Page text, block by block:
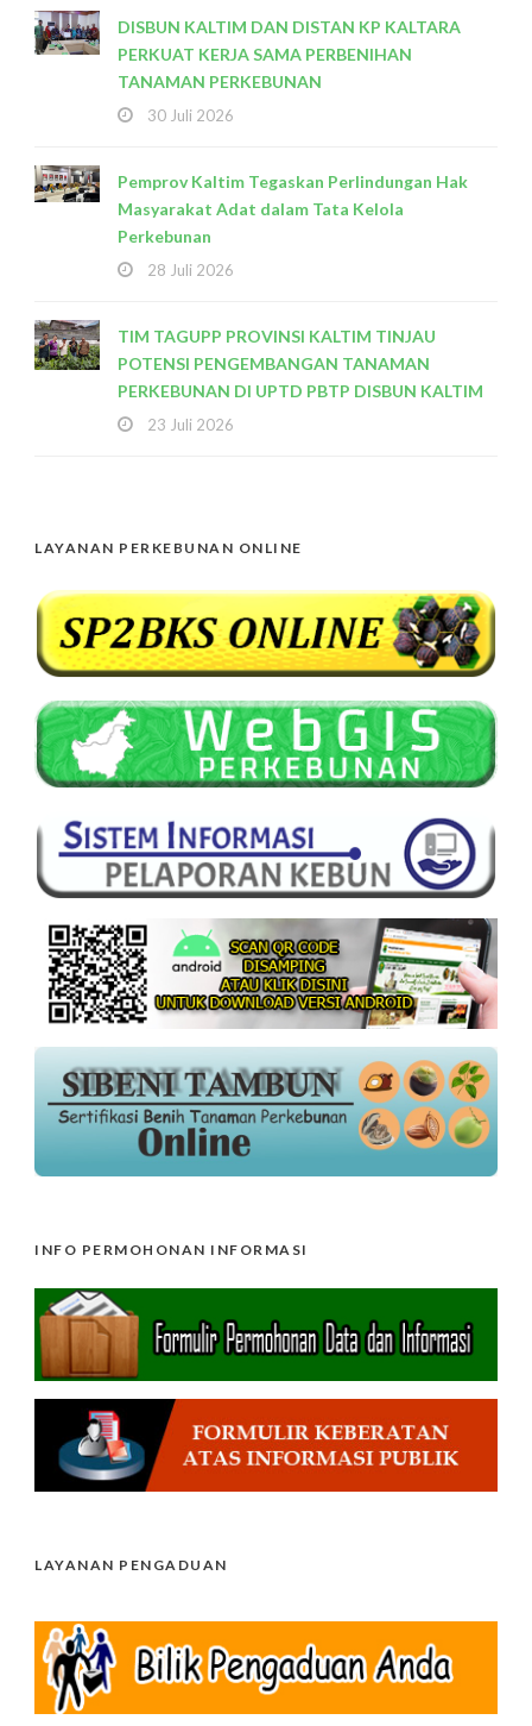
DISBUN KALTIM DAN DISTAN KP KALTARA
PERKUAT KERJA SAMA PERBENIHAN
TANAMAN PERKEBUNAN
30 Juli 2026
Pemprov Kaltim Tegaskan Perlindungan Hak
Masyarakat Adat dalam Tata Kelola
Perkebunan
28 Juli 2026
TIM TAGUPP PROVINSI KALTIM TINJAU
POTENSI PENGEMBANGAN TANAMAN
PERKEBUNAN DI UPTD PBTP DISBUN KALTIM
23 Juli 2026
LAYANAN PERKEBUNAN ONLINE
INFO PERMOHONAN INFORMASI
LAYANAN PENGADUAN